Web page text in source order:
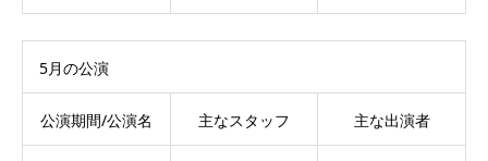
5月の公演
公演期間/公演名 主なスタッフ 主な出演者